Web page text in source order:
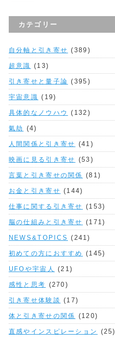
カテゴリー
自分軸と引き寄せ (389)
超意識 (13)
引き寄せと量子論 (395)
宇宙意識 (19)
具体的なノウハウ (132)
氣劫 (4)
人間関係と引き寄せ (41)
映画に見る引き寄せ (53)
言葉と引き寄せの関係 (81)
お金と引き寄せ (144)
仕事に関する引き寄せ (153)
脳の仕組みと引き寄せ (171)
NEWS&TOPICS (241)
初めての方におすすめ (145)
UFOや宇宙人 (21)
感性と思考 (270)
引き寄せ体験談 (17)
体と引き寄せの関係 (120)
直感やインスピレーション (25)